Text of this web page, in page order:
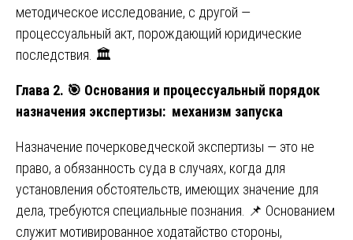
методическое исследование, с другой —
процессуальный акт, порождающий юридические
последствия. 🏛️
Глава 2. 🎯 Основания и процессуальный порядок
назначения экспертизы: механизм запуска
Назначение почерковедческой экспертизы — это не
право, а обязанность суда в случаях, когда для
установления обстоятельств, имеющих значение для
дела, требуются специальные познания. 📌 Основанием
служит мотивированное ходатайство стороны,